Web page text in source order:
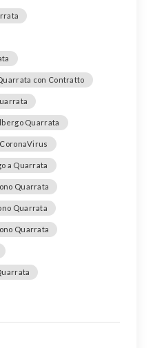
con Contratto
Quarrata
a Quarrata
Quarrata
Quarrata
Quarrata